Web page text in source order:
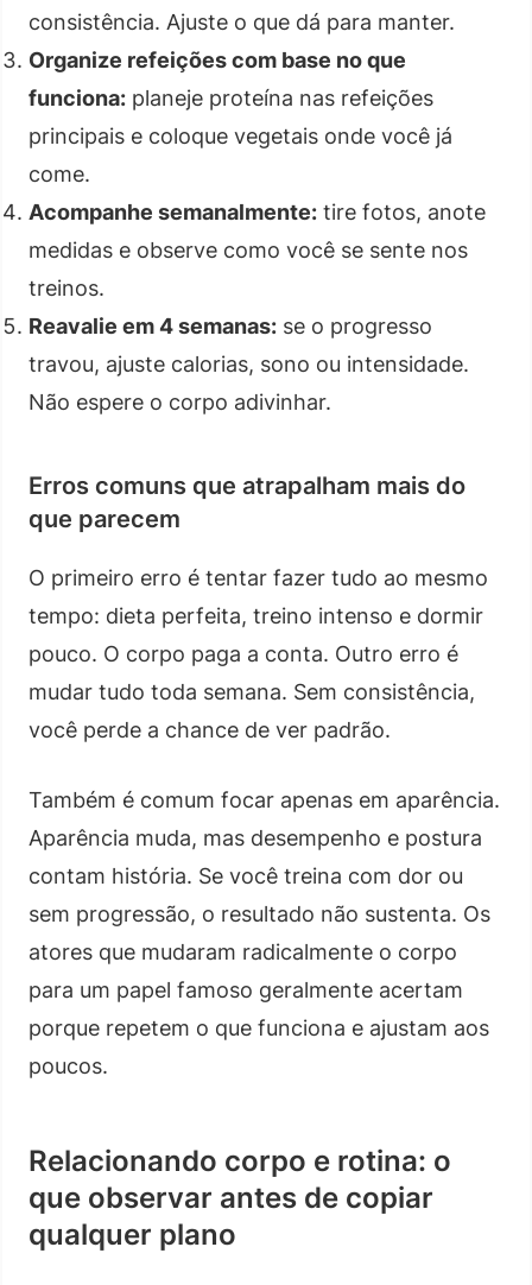
consistência. Ajuste o que dá para manter.
Organize refeições com base no que
funciona: planeje proteína nas refeições
principais e coloque vegetais onde você já
come.
Acompanhe semanalmente: tire fotos, anote
medidas e observe como você se sente nos
treinos.
Reavalie em 4 semanas: se o progresso
travou, ajuste calorias, sono ou intensidade.
Não espere o corpo adivinhar.
Erros comuns que atrapalham mais do
que parecem
O primeiro erro é tentar fazer tudo ao mesmo
tempo: dieta perfeita, treino intenso e dormir
pouco. O corpo paga a conta. Outro erro é
mudar tudo toda semana. Sem consistência,
você perde a chance de ver padrão.
Também é comum focar apenas em aparência.
Aparência muda, mas desempenho e postura
contam história. Se você treina com dor ou
sem progressão, o resultado não sustenta. Os
atores que mudaram radicalmente o corpo
para um papel famoso geralmente acertam
porque repetem o que funciona e ajustam aos
poucos.
Relacionando corpo e rotina: o
que observar antes de copiar
qualquer plano